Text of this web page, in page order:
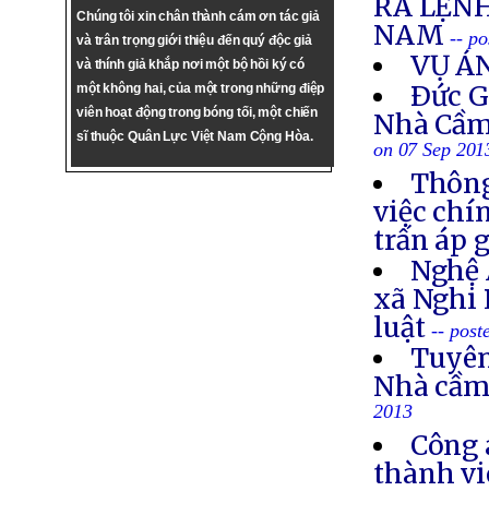
Chúng tôi xin chân thành cám ơn tác giả
và trân trọng giới thiệu đến quý độc giả
và thính giả khắp nơi một bộ hồi ký có
một không hai, của một trong những điệp
viên hoạt động trong bóng tối, một chiến
sĩ thuộc Quân Lực Việt Nam Cộng Hòa.
RA
NAM--
VỤ
Ðức
Nhà
on 07 Sep
việc
trấn áp
Nghệ
xã Nghi
luật--
Nhà
2013
thành